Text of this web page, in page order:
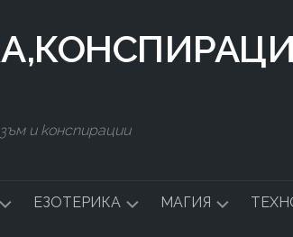
и конспирации
ЕЗОТЕРИКА МАГИЯ